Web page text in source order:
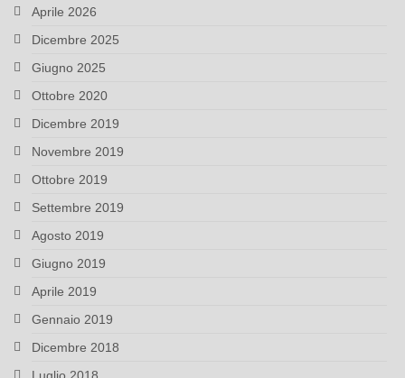
Aprile 2026
Dicembre 2025
Giugno 2025
Ottobre 2020
Dicembre 2019
Novembre 2019
Ottobre 2019
Settembre 2019
Agosto 2019
Giugno 2019
Aprile 2019
Gennaio 2019
Dicembre 2018